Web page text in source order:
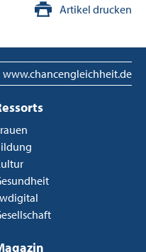
Artikel drucken
www.chancengleichheit.de